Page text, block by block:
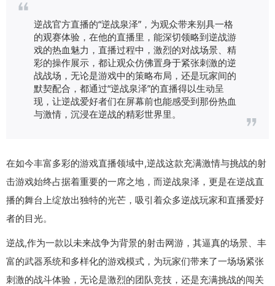
逆战官方直播的“逆战泉泽”，为观众带来别具一格
的观赛体验，在他的直播里，能深切领略到逆战游
戏的热血魅力，直播过程中，激烈的对战场景、精
彩的操作展示，都让观众仿佛置身于紧张刺激的逆
战战场，无论是游戏中的策略布局，还是玩家间的
默契配合，都通过“逆战泉泽”的直播得以生动呈
现，让逆战爱好者们在屏幕前也能感受到那份热血
与激情，沉浸在逆战的精彩世界里。
在如今丰富多彩的游戏直播领域中,逆战这款充满激情与挑战的射
击游戏始终占据着重要的一席之地，而逆战泉泽，更是在逆战直
播的舞台上绽放出独特的光芒，吸引着众多逆战玩家和直播爱好
者的目光。
逆战,作为一款以未来战争为背景的射击网游，其逼真的场景、丰
富的武器系统和多样化的游戏模式，为玩家们带来了一场场紧张
刺激的战斗体验，无论是激烈的团队竞技，还是充满挑战的闯关